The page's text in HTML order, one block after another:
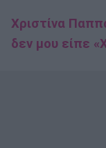
Χριστίνα
δεν μου είπε